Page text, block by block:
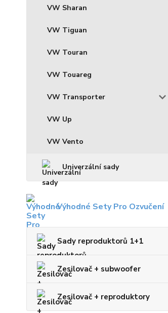
VW Sharan
VW Tiguan
VW Touran
VW Touareg
VW Transporter
VW Up
VW Vento
Univerzální sady
Výhodné Sety Pro Ozvučení
Sady reproduktorů 1+1
Zesilovač + subwoofer
Zesilovač + reproduktory